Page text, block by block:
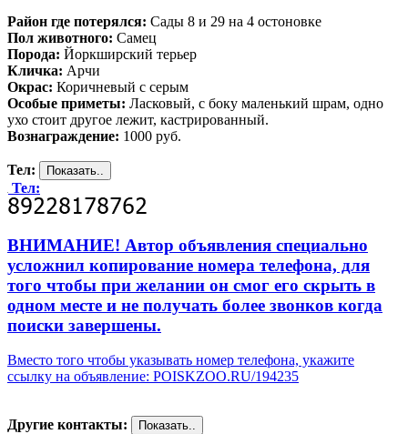
Район где потерялся: Сады 8 и 29 на 4 остоновке
Пол животного: Самец
Порода: Йоркширский терьер
Кличка: Арчи
Окрас: Коричневый с серым
Особые приметы: Ласковый, с боку маленький шрам, одно
ухо стоит другое лежит, кастрированный.
Вознаграждение: 1000 руб.
Тел:
Тел:
ВНИМАНИЕ! Автор объявления специально
усложнил копирование номера телефона, для
того чтобы при желании он смог его скрыть в
одном месте и не получать более звонков когда
поиски завершены.
Вместо того чтобы указывать номер телефона, укажите
ссылку на объявление: POISKZOO.RU/194235
Другие контакты: